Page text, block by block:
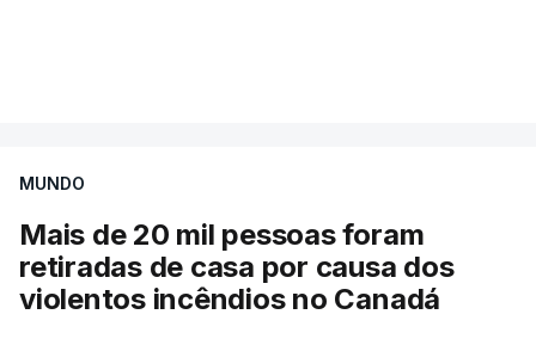
MUNDO
Mais de 20 mil pessoas foram
retiradas de casa por causa dos
violentos incêndios no Canadá